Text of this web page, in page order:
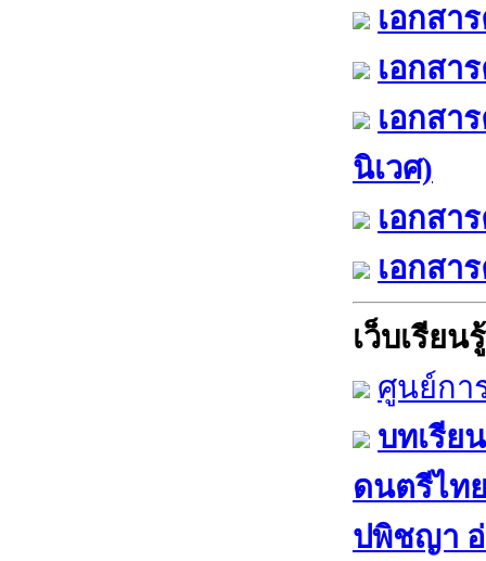
เอกสา
เอกสา
เอกสา
นิเวศ)
เอกสา
เอกสา
เว็บเรียนรู้
ศูนย์กา
บทเรีย
ดนตรีไท
ปพิชญา​ อ่